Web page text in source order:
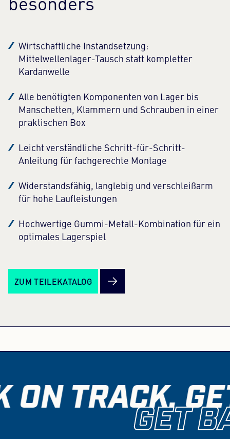
besonders
Wirtschaftliche Instandsetzung:
Mittelwellenlager-Tausch statt kompletter
Kardanwelle
Alle benötigten Komponenten von Lager bis
Manschetten, Klammern und Schrauben in einer
praktischen Box
Leicht verständliche Schritt-für-Schritt-
Anleitung für fachgerechte Montage
Widerstandsfähig, langlebig und verschleißarm
für hohe Laufleistungen
Hochwertige Gummi-Metall-Kombination für ein
optimales Lagerspiel
ZUM TEILEKATALOG
ON TRACK.
GET